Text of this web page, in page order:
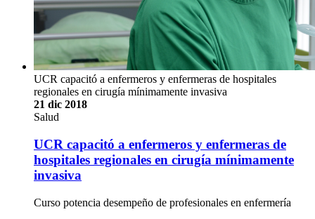
UCR capacitó a enfermeros y enfermeras de hospitales
regionales en cirugía mínimamente invasiva
21 dic 2018
Salud
UCR capacitó a enfermeros y enfermeras de
hospitales regionales en cirugía mínimamente
invasiva
Curso potencia desempeño de profesionales en enfermería